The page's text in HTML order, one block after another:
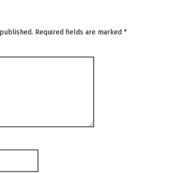
Required fields are marked *